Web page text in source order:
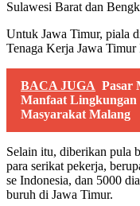
Sulawesi Barat dan
Untuk Jawa Timur, piala
Tenaga Kerja Jawa
BACA JUGA Pasar
Manfaat Lingkungan
Masyarakat Malang
Selain itu, diberikan pula
para serikat pekerja,
se Indonesia, dan 5000
buruh di Jawa Timur.